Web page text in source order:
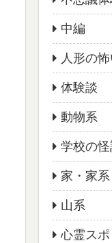
中編
人形の
体験談
動物系
学校の怪
家・家
山系
心霊スポ